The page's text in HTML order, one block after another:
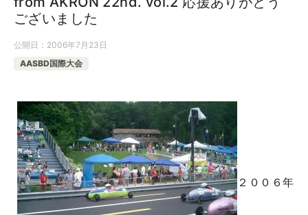
ございました
公開日： 2006年7月23日
AASBD国際大会
２００６年